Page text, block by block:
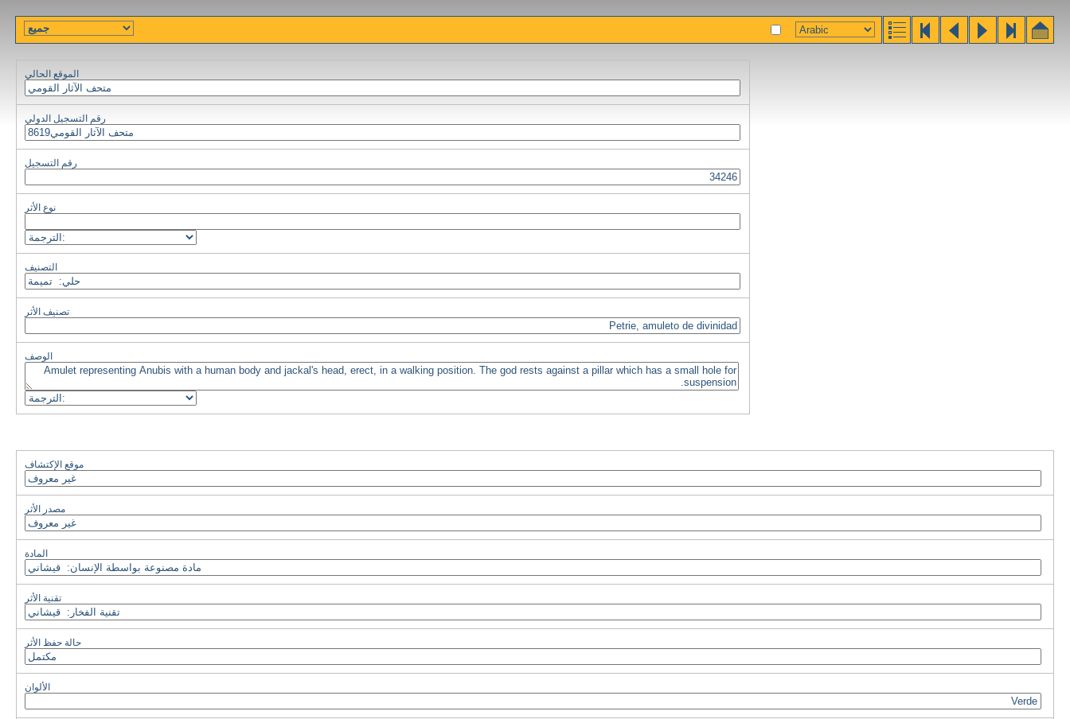
الموقع الحالي
رقم التسجيل الدولي
رقم التسجيل
نوع الأثر
التصنيف
تصنيف الأثر
الوصف
موقع الإكتشاف
مصدر الأثر
المادة
تقنية الأثر
حالة حفظ الأثر
الألوان